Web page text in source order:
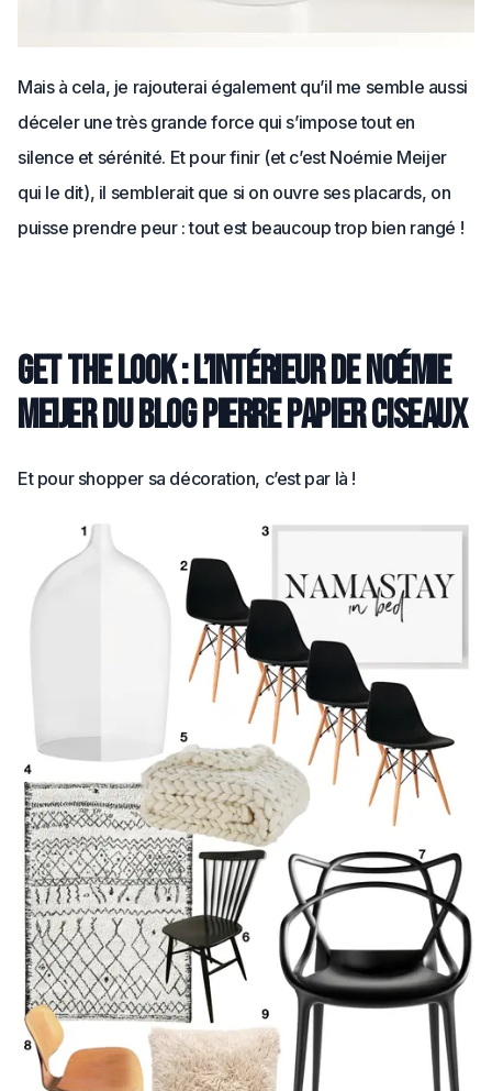
Mais à cela, je rajouterai également qu’il me semble aussi
déceler une très grande force qui s’impose tout en
silence et sérénité. Et pour finir (et c’est Noémie Meijer
qui le dit), il semblerait que si on ouvre ses placards, on
puisse prendre peur : tout est beaucoup trop bien rangé !
Get the look : l’intérieur de Noémie
Meijer du blog Pierre Papier Ciseaux
Et pour shopper sa décoration, c’est par là !